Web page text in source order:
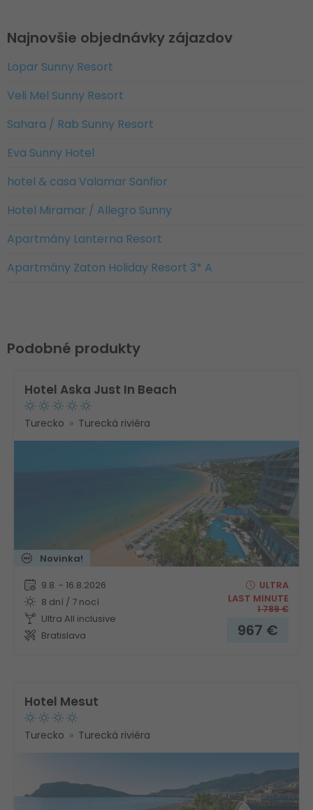
Najnovšie objednávky zájazdov
Lopar Sunny Resort
Veli Mel Sunny Resort
Sahara / Rab Sunny Resort
Eva Sunny Hotel
hotel & casa Valamar Sanfior
Hotel Miramar / Allegro Sunny
Apartmány Lanterna Resort
Apartmány Zaton Holiday Resort 3* A
Podobné produkty
Hotel Aska Just In Beach
Turecko Turecká riviéra
Novinka!
9.8. - 16.8.2026
8 dní / 7 nocí
Ultra All inclusive
Bratislava
ULTRA
LAST MINUTE
1 789€
967 €
Hotel Mesut
Turecko Turecká riviéra